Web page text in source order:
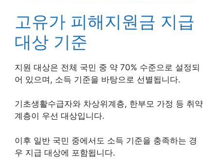
고유가 피해지원금 지급
대상 기준
지원 대상은 전체 국민 중 약 70% 수준으로 설정되
어 있으며, 소득 기준을 바탕으로 선별됩니다.
기초생활수급자와 차상위계층, 한부모 가정 등 취약
계층이 우선 대상입니다.
이후 일반 국민 중에서도 소득 기준을 충족하는 경
우 지급 대상에 포함됩니다.